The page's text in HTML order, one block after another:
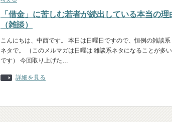
「借金」に苦しむ若者が続出している本当の理
（雑談）
こんにちは、中西です。 本日は日曜日ですので、恒例の雑談系
ネタで。 （このメルマガは日曜は 雑談系ネタになることが多い
です） 今回取り上げた…
詳細を見る